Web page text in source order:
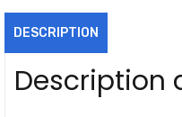
DESCRIPTION
Description